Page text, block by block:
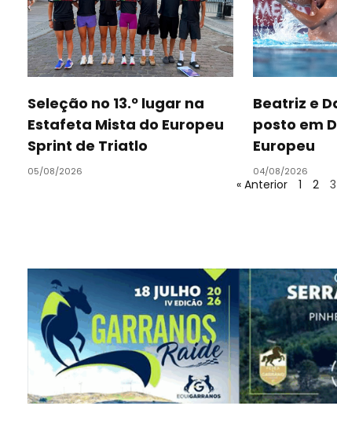
Seleção no 13.º lugar na
Estafeta Mista do Europeu
Sprint de Triatlo
05/08/2026
Beatriz e
posto em
Europeu
04/08/2026
« Anterior 1 2 3